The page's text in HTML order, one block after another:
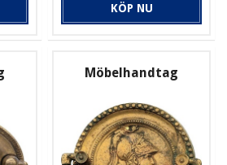
KÖP NU
Möbelhandtag